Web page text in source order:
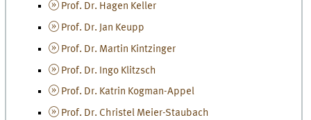
Prof. Dr. Hagen Keller
Prof. Dr. Jan Keupp
Prof. Dr. Martin Kintzinger
Prof. Dr. Ingo Klitzsch
Prof. Dr. Katrin Kogman-Appel
Prof. Dr. Christel Meier-Staubach